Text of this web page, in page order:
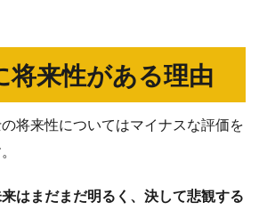
将来性がある理由
将来性についてはマイナスな評価を
はまだまだ明るく、決して悲観する